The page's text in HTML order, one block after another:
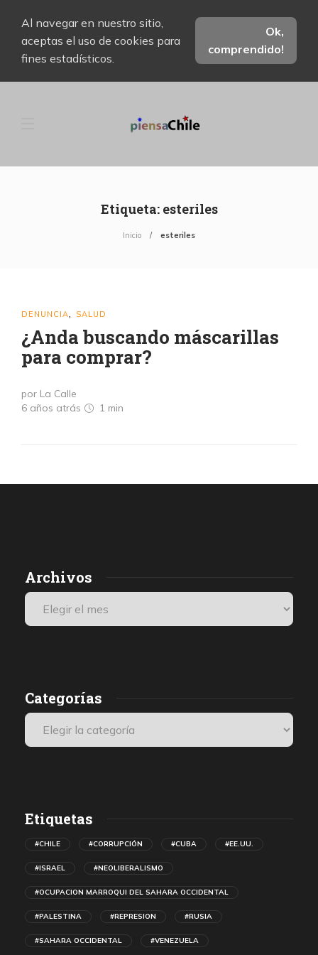
Al navegar en nuestro sitio,
aceptas el uso de cookies para
fines estadísticos.
Ok,
comprendido!
Etiqueta: esteriles
Inicio esteriles
DENUNCIA SALUD
¿Anda buscando máscarillas
para comprar?
por La Calle
6 años atrás
1 min
Archivos
Categorías
Etiquetas
#CHILE #CORRUPCIÓN #CUBA #EE.UU.
#ISRAEL #NEOLIBERALISMO
#OCUPACION MARROQUI DEL SAHARA OCCIDENTAL
#PALESTINA #REPRESION #RUSIA
#SAHARA OCCIDENTAL #VENEZUELA